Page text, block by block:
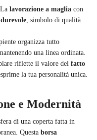
lavorazione a maglia con
, simbolo di qualità
organizza tutto
una linea ordinata.
riflette il valore del fatto
la tua personalità unica.
e Modernità
di una coperta fatta in
Questa borsa